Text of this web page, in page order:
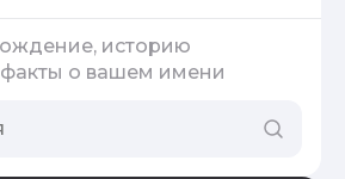
историю
о вашем имени